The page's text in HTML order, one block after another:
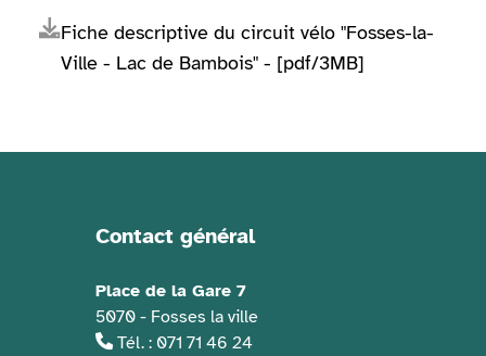
Fiche descriptive du circuit vélo "Fosses-la-
Ville - Lac de Bambois" - [pdf/3MB]
Informations de contact
Contact général
Place de la Gare 7
5070 - Fosses la ville
Tél. : 071 71 46 24